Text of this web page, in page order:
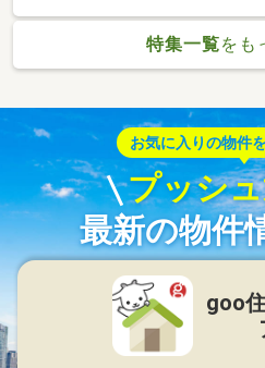
特集一覧をも
お気に入りの物件
プッシ
最新の物件
goo